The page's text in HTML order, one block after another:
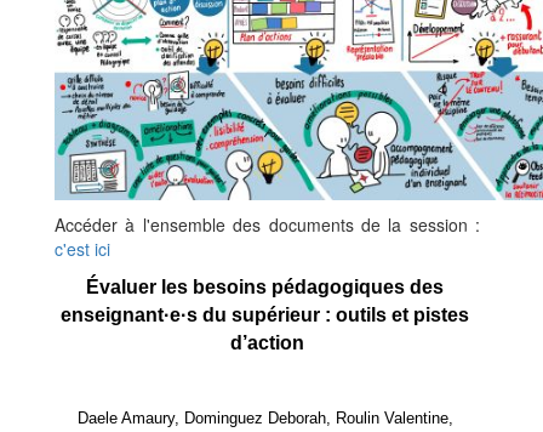
Accéder à l'ensemble des documents de la session :
c'est ici
Évaluer les besoins pédagogiques des
enseignant·e·s du supérieur : outils et pistes
d’action
Daele Amaury, Dominguez Deborah, Roulin Valentine,